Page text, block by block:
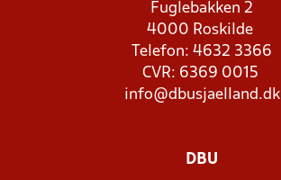
Fuglebakken 2
4000 Roskilde
Telefon: 4632 3366
CVR: 6369 0015
info@dbusjaelland.dk
DBU